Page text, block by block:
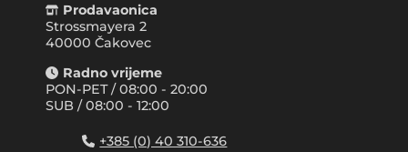
Prodavaonica
Strossmayera 2
40000 Čakovec
Radno vrijeme
PON-PET / 08:00 - 20:00
SUB / 08:00 - 12:00
+385 (0) 40 310-636